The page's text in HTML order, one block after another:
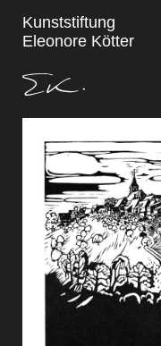
Kunststiftung
Eleonore Kötter